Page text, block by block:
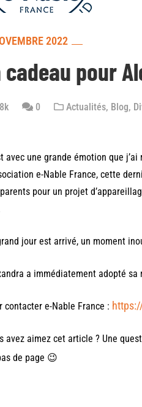
2022
cadeau pour
0 Actualités, Blog,
avec une grande émotion que
e-Nable France, cette
pour un projet
jour est arrivé, un moment
a immédiatement adopté sa
contacter e-Nable France :
avez aimez cet article ? Une
de page 😉